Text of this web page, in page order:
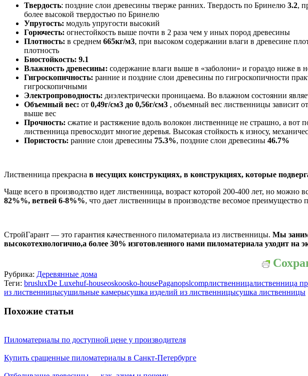
Твердость: поздние слои древесины тверже ранних. Твердость по Бринелю 3.2,
более высокой твердостью по Бринелю
Упругость: модуль упругости высокий
Горючесть: огнестойкость выше почти в 2 раза чем у иных пород древесины
Плотность: в среднем 665кг/м3, при высоком содержании влаги в древесине
плотность
Биостойкость: 9.1
Влажность древесины: содержание влаги выше в «заболони» и гораздо ниже в
Гигроскопичность: ранние и поздние слои древесины по гигроскопичности
гигроскопичными
Электропроводность: диэлектрически проницаема. Во влажном состоянии
Объемный вес: от 0,49г/см3 до 0,56г/см3 , объемный вес лиственницы зависит
выше вес
Прочность: сжатие и растяжение вдоль волокон лиственнице не страшно, а
лиственница превосходит многие деревья. Высокая стойкость к износу,
Пористость: ранние слои древесины 75.3%, поздние слои древесины 46.7%
Лиственница прекрасна в несущих конструкциях, в конструкциях, которые
Чаще всего в производство идет лиственница, возраст которой 200-400 лет, но можно
82%%, ветвей 6-8%%, что дает лиственницы в производстве весомое
СтройГарант — это гарантия качественного пиломатериала из лиственницы. Мы
высокотехнологично,а более 30% изготовленного нами пиломатериала уходит на
Рубрика: Деревянные дома
Теги: brusluxDe Luxehuf-houseoskoosko-housePaganopslcompлиственницалиственница
из лиственницысушильные камерысушка изделий из лиственницысушка лиственницы
Похожие статьи
Пиломатериалы по доступной цене у производителя
Купить сращенные пиломатериалы в Санкт-Петербурге